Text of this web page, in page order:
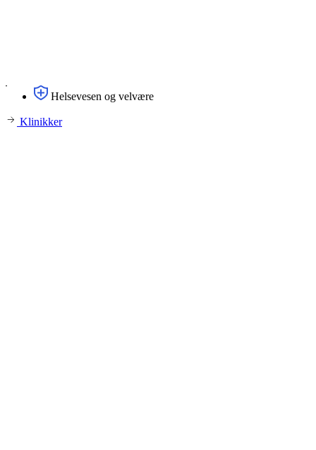
Helsevesen og velvære
Klinikker